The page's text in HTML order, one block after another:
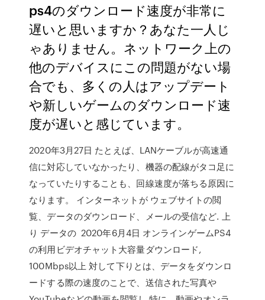
ps4のダウンロード速度が非常に
遅いと思いますか？あなた一人じ
ゃありません。ネットワーク上の
他のデバイスにこの問題がない場
合でも、多くの人はアップデート
や新しいゲームのダウンロード速
度が遅いと感じています。
2020年3月27日 たとえば、LANケーブルが高速通
信に対応していなかったり、機器の配線がタコ足に
なっていたりすることも、回線速度が落ちる原因に
なります。 インターネットが ウェブサイトの閲
覧、データのダウンロード、メールの受信など. 上
り データの 2020年6月4日 オンラインゲームPS4
の利用ビデオチャット大容量ダウンロード,
100Mbps以上 対して下りとは、データをダウンロ
ードする際の速度のことで、送信された写真や